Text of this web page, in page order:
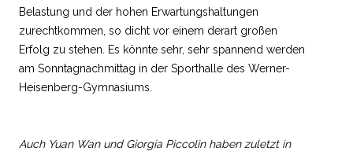
Belastung und der hohen Erwartungshaltungen
zurechtkommen, so dicht vor einem derart großen
Erfolg zu stehen. Es könnte sehr, sehr spannend werden
am Sonntagnachmittag in der Sporthalle des Werner-
Heisenberg-Gymnasiums.
Auch Yuan Wan und Giorgia Piccolin haben zuletzt in